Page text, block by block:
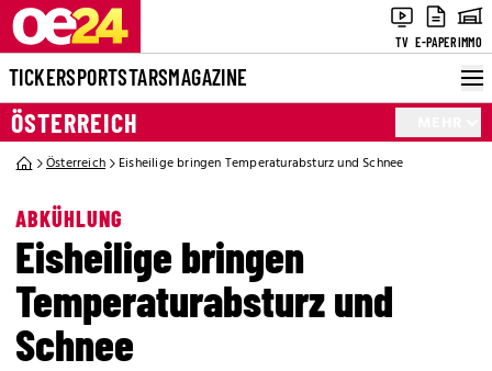
TV E-PAPERIMMO
TICKERSPORTSTARSMAGAZINE
ÖSTERREICH
Österreich Eisheilige bringen Temperaturabsturz und Schnee
ABKÜHLUNG
Eisheilige bringen
Temperaturabsturz und
Schnee